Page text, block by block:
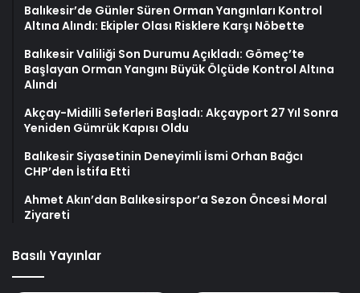
Balıkesir’de Günler Süren Orman Yangınları Kontrol
Altına Alındı: Ekipler Olası Risklere Karşı Nöbette
Balıkesir Valiliği Son Durumu Açıkladı: Gömeç’te
Başlayan Orman Yangını Büyük Ölçüde Kontrol Altına
Alındı
Akçay-Midilli Seferleri Başladı: Akçayport 27 Yıl Sonra
Yeniden Gümrük Kapısı Oldu
Balıkesir Siyasetinin Deneyimli İsmi Orhan Bağcı
CHP’den İstifa Etti
Ahmet Akın’dan Balıkesirspor’a Sezon Öncesi Moral
Ziyareti
Basılı Yayınlar